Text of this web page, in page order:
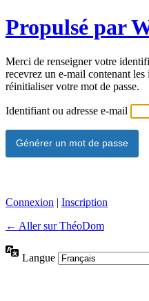
Propulsé par
Merci de renseigner votre
recevrez un e-mail contenant
réinitialiser votre mot de passe.
Identifiant ou adresse e-mail
Connexion | Inscription
← Aller sur ThéoDom
Langue